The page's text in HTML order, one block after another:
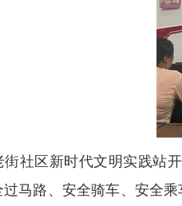
街社区新时代文明实践站
马路、安全骑车、安全